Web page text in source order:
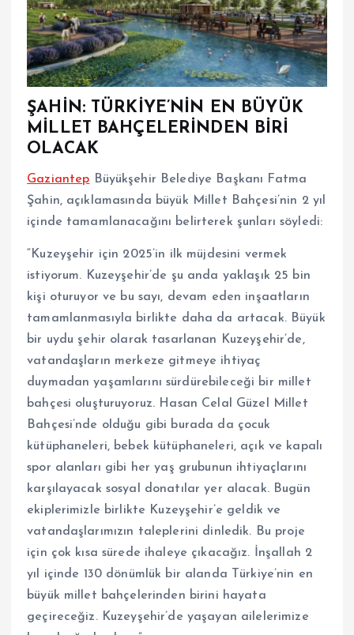
ŞAHİN: TÜRKİYE’NİN EN BÜYÜK
MİLLET BAHÇELERİNDEN BİRİ
OLACAK
Gaziantep Büyükşehir Belediye Başkanı Fatma
Şahin, açıklamasında büyük Millet Bahçesi’nin 2 yıl
içinde tamamlanacağını belirterek şunları söyledi:
“Kuzeyşehir için 2025’in ilk müjdesini vermek
istiyorum. Kuzeyşehir’de şu anda yaklaşık 25 bin
kişi oturuyor ve bu sayı, devam eden inşaatların
tamamlanmasıyla birlikte daha da artacak. Büyük
bir uydu şehir olarak tasarlanan Kuzeyşehir’de,
vatandaşların merkeze gitmeye ihtiyaç
duymadan yaşamlarını sürdürebileceği bir millet
bahçesi oluşturuyoruz. Hasan Celal Güzel Millet
Bahçesi’nde olduğu gibi burada da çocuk
kütüphaneleri, bebek kütüphaneleri, açık ve kapalı
spor alanları gibi her yaş grubunun ihtiyaçlarını
karşılayacak sosyal donatılar yer alacak. Bugün
ekiplerimizle birlikte Kuzeyşehir’e geldik ve
vatandaşlarımızın taleplerini dinledik. Bu proje
için çok kısa sürede ihaleye çıkacağız. İnşallah 2
yıl içinde 130 dönümlük bir alanda Türkiye’nin en
büyük millet bahçelerinden birini hayata
geçireceğiz. Kuzeyşehir’de yaşayan ailelerimize